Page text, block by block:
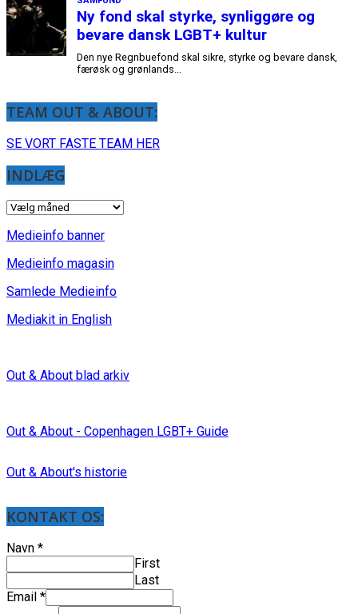
TEAM OUT & ABOUT:
SE VORT FASTE TEAM HER
INDLÆG
INDLÆG
Medieinfo banner
Medieinfo magasin
Samlede Medieinfo
Mediakit in English
Out & About blad arkiv
Out & About - Copenhagen LGBT+ Guide
Out & About's historie
KONTAKT OS:
Navn *
First
Last
Email *